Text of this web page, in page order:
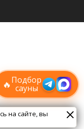
🔥Подбор
сауны
в Telegram или MAX —
скидки
на сайте, вы